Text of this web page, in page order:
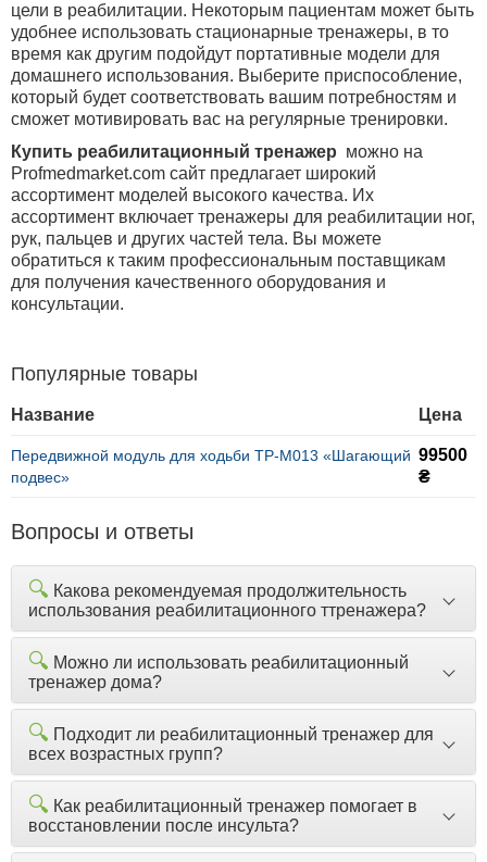
цели в реабилитации. Некоторым пациентам может быть
удобнее использовать стационарные тренажеры, в то
время как другим подойдут портативные модели для
домашнего использования. Выберите приспособление,
который будет соответствовать вашим потребностям и
сможет мотивировать вас на регулярные тренировки.
Купить реабилитационный тренажер можно на
Profmedmarket.com сайт предлагает широкий
ассортимент моделей высокого качества. Их
ассортимент включает тренажеры для реабилитации ног,
рук, пальцев и других частей тела. Вы можете
обратиться к таким профессиональным поставщикам
для получения качественного оборудования и
консультации.
Популярные товары
Название Цена
Передвижной модуль для ходьби ТР-М013 «Шагающий
подвес»
99500
₴
Вопросы и ответы
🔍 Какова рекомендуемая продолжительность
использования реабилитационного ттренажера?
🔍 Можно ли использовать реабилитационный
тренажер дома?
🔍 Подходит ли реабилитационный тренажер для
всех возрастных групп?
🔍 Как реабилитационный тренажер помогает в
восстановлении после инсульта?